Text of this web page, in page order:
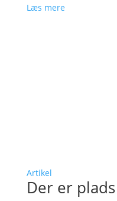
Læs mere
Artikel
Der er